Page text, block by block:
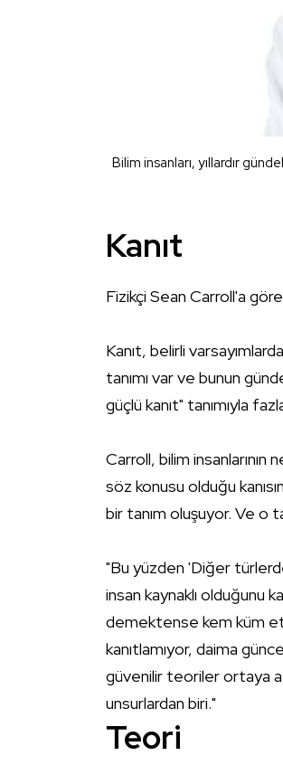
Bilim insanları, yıllardır
Kanıt
Fizikçi Sean Carroll'a göre
Kanıt, belirli
tanımı var ve bunun
güçlü kanıt" tanımıyla
Carroll, bilim insanlarının
söz konusu olduğu
bir tanım oluşuyor. Ve o
"Bu yüzden 'Diğer
insan kaynaklı olduğunu
demektense kem küm
kanıtlamıyor, daima
güvenilir teoriler ortaya
unsurlardan biri."
Teori